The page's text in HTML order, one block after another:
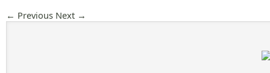
← Previous Next →